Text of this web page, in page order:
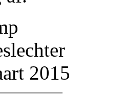
2015